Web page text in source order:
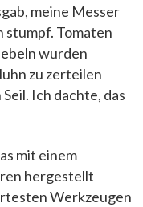
meine Messer
Tomaten
wurden
zu zerteilen
Ich dachte, das
mit einem
hergestellt
Werkzeugen